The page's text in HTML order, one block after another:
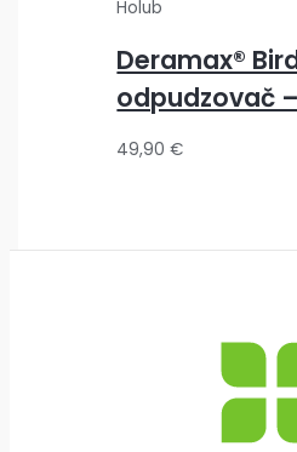
Holub
Deramax®
odpudzovač
49,90€